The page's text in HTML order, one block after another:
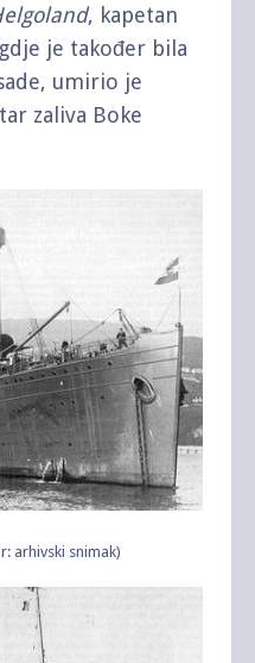
, kapetan
je također bila
umirio je
zaliva Boke
arhivski snimak)